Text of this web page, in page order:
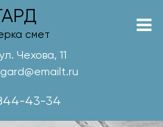
смет
Чехова, 11
43-34